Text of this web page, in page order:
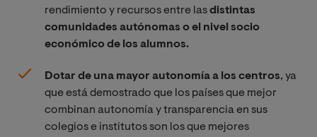
rendimiento y recursos entre lasdistintas
comunidades autónomas o el nivel socio
económico de los alumnos.
Dotar de una mayor autonomía a los centros, ya
que está demostrado que los países que mejor
combinan autonomía y transparencia en sus
colegios e institutos son los que mejores